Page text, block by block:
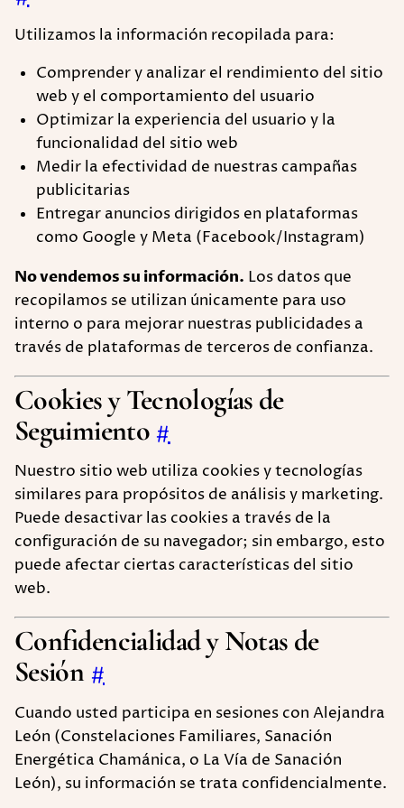
Utilizamos la información recopilada para:
Comprender y analizar el rendimiento del sitio
web y el comportamiento del usuario
Optimizar la experiencia del usuario y la
funcionalidad del sitio web
Medir la efectividad de nuestras campañas
publicitarias
Entregar anuncios dirigidos en plataformas
como Google y Meta (Facebook/Instagram)
No vendemos su información. Los datos que
recopilamos se utilizan únicamente para uso
interno o para mejorar nuestras publicidades a
través de plataformas de terceros de confianza.
Cookies y Tecnologías de
Seguimiento#
Nuestro sitio web utiliza cookies y tecnologías
similares para propósitos de análisis y marketing.
Puede desactivar las cookies a través de la
configuración de su navegador; sin embargo, esto
puede afectar ciertas características del sitio
web.
Confidencialidad y Notas de
Sesión #
Cuando usted participa en sesiones con Alejandra
León (Constelaciones Familiares, Sanación
Energética Chamánica, o La Vía de Sanación
León), su información se trata confidencialmente.